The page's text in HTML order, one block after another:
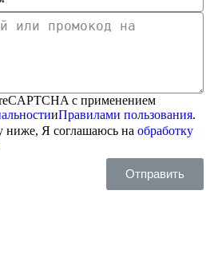
с применением
иПравилами пользования.
ниже, Я соглашаюсь на обработку
Отправить